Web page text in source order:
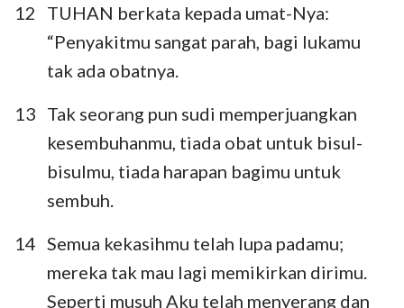
12
TUHAN berkata kepada umat-Nya:
“Penyakitmu sangat parah, bagi lukamu
tak ada obatnya.
13 Tak seorang pun sudi memperjuangkan
kesembuhanmu, tiada obat untuk bisul-
bisulmu, tiada harapan bagimu untuk
sembuh.
14 Semua kekasihmu telah lupa padamu;
mereka tak mau lagi memikirkan dirimu.
Seperti musuh Aku telah menyerang dan